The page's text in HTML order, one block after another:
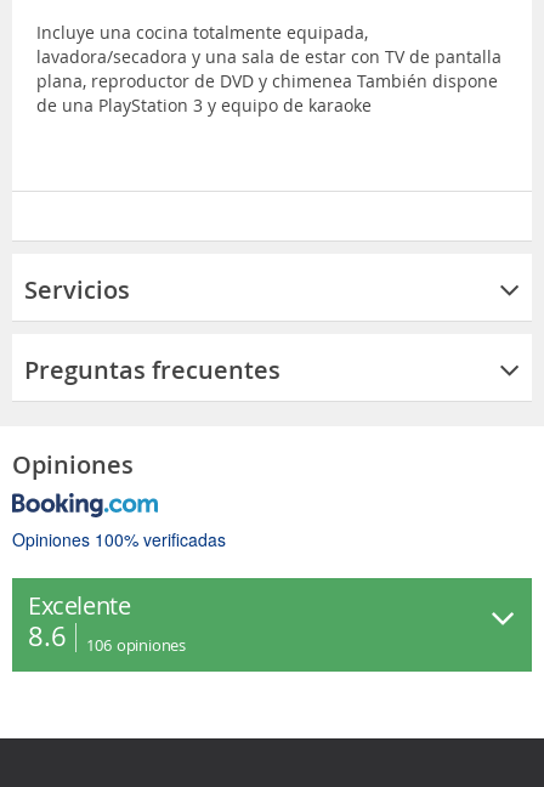
Incluye una cocina totalmente equipada,
lavadora/secadora y una sala de estar con TV de pantalla
plana, reproductor de DVD y chimenea También dispone
de una PlayStation 3 y equipo de karaoke
Servicios
Preguntas frecuentes
Opiniones
Opiniones 100% verificadas
Excelente
8.6 106 opiniones